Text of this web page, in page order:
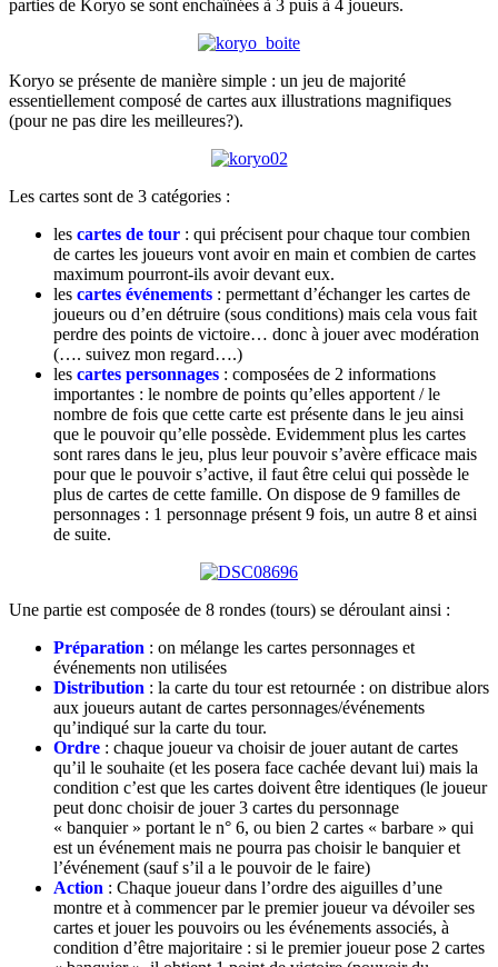
parties de Koryo se sont enchaînées à 3 puis à 4 joueurs.
Koryo se présente de manière simple : un jeu de majorité
essentiellement composé de cartes aux illustrations magnifiques
(pour ne pas dire les meilleures?).
Les cartes sont de 3 catégories :
les cartes de tour : qui précisent pour chaque tour combien
de cartes les joueurs vont avoir en main et combien de cartes
maximum pourront-ils avoir devant eux.
les cartes événements : permettant d’échanger les cartes de
joueurs ou d’en détruire (sous conditions) mais cela vous fait
perdre des points de victoire… donc à jouer avec modération
(…. suivez mon regard….)
les cartes personnages : composées de 2 informations
importantes : le nombre de points qu’elles apportent / le
nombre de fois que cette carte est présente dans le jeu ainsi
que le pouvoir qu’elle possède. Evidemment plus les cartes
sont rares dans le jeu, plus leur pouvoir s’avère efficace mais
pour que le pouvoir s’active, il faut être celui qui possède le
plus de cartes de cette famille. On dispose de 9 familles de
personnages : 1 personnage présent 9 fois, un autre 8 et ainsi
de suite.
Une partie est composée de 8 rondes (tours) se déroulant ainsi :
Préparation : on mélange les cartes personnages et
événements non utilisées
Distribution : la carte du tour est retournée : on distribue alors
aux joueurs autant de cartes personnages/événements
qu’indiqué sur la carte du tour.
Ordre : chaque joueur va choisir de jouer autant de cartes
qu’il le souhaite (et les posera face cachée devant lui) mais la
condition c’est que les cartes doivent être identiques (le joueur
peut donc choisir de jouer 3 cartes du personnage
« banquier » portant le n° 6, ou bien 2 cartes « barbare » qui
est un événement mais ne pourra pas choisir le banquier et
l’événement (sauf s’il a le pouvoir de le faire)
Action : Chaque joueur dans l’ordre des aiguilles d’une
montre et à commencer par le premier joueur va dévoiler ses
cartes et jouer les pouvoirs ou les événements associés, à
condition d’être majoritaire : si le premier joueur pose 2 cartes